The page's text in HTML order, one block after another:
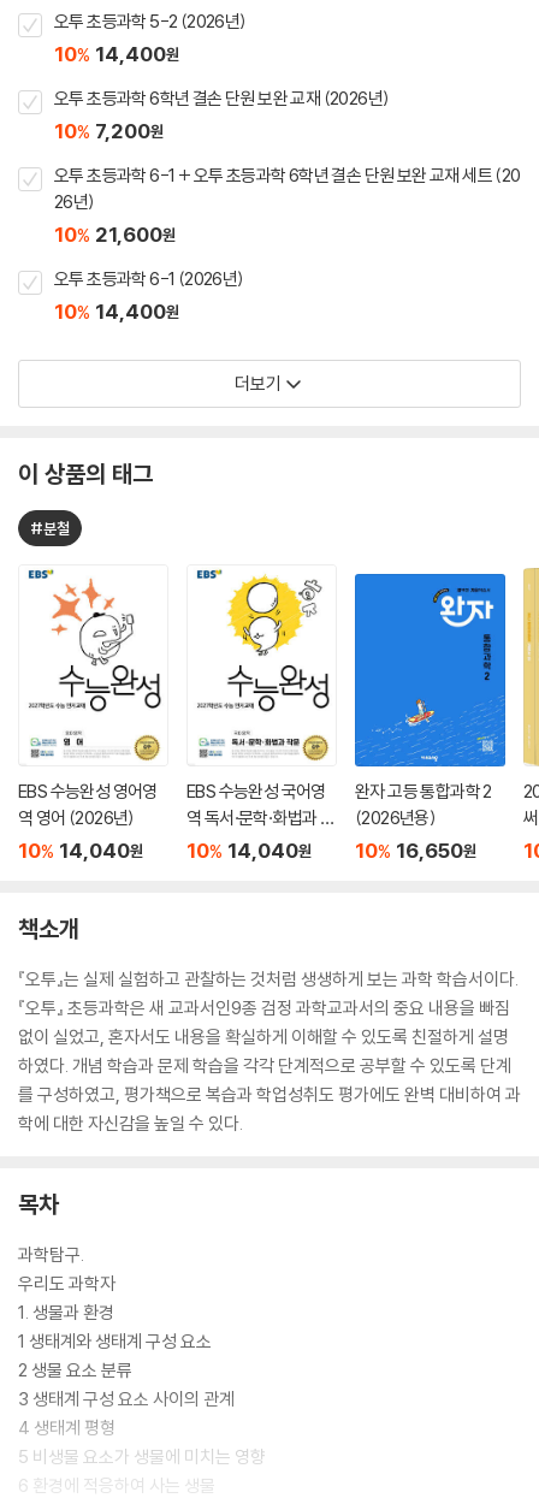
오투 초등과학 5-2 (2026년)
10% 14,400원
오투 초등과학 6학년 결손 단원 보완 교재 (2026년)
10% 7,200원
오투 초등과학 6-1 + 오투 초등과학 6학년 결손 단원 보완 교재 세트 (20
26년)
10% 21,600원
오투 초등과학 6-1 (2026년)
10% 14,400원
더보기
이 상품의 태그
#분철
EBS 수능완성 영어영
역 영어 (2026년)
10% 14,040원
EBS 수능완성 국어영
역 독서·문학·화법과 작
문 (2026년)
10% 14,040원
완자 고등 통합과학 2
(2026년용)
10% 16,650원
서
책소개
『오투』는 실제 실험하고 관찰하는 것처럼 생생하게 보는 과학 학습서이다.
『오투』 초등과학은 새 교과서인9종 검정 과학교과서의 중요 내용을 빠짐
없이 실었고, 혼자서도 내용을 확실하게 이해할 수 있도록 친절하게 설명
하였다. 개념 학습과 문제 학습을 각각 단계적으로 공부할 수 있도록 단계
를 구성하였고, 평가책으로 복습과 학업성취도 평가에도 완벽 대비하여 과
학에 대한 자신감을 높일 수 있다.
목차
과학탐구.
우리도 과학자
1. 생물과 환경
1 생태계와 생태계 구성 요소
2 생물 요소 분류
3 생태계 구성 요소 사이의 관계
4 생태계 평형
5 비생물 요소가 생물에 미치는 영향
6 환경에 적응하여 사는 생물